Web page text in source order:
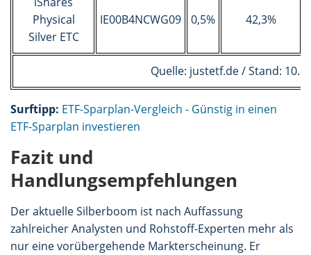
Physical
Silver ETC
IE00B4NCWG09 0,5% 42,3%
Quelle: justetf.de / Stand:
Surftipp: ETF-Sparplan-Vergleich - Günstig in einen
ETF-Sparplan investieren
Fazit und
Handlungsempfehlungen
Der aktuelle Silberboom ist nach Auffassung
zahlreicher Analysten und Rohstoff-Experten mehr als
nur eine vorübergehende Markterscheinung. Er